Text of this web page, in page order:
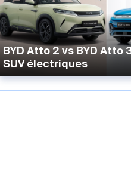
BYD Atto 2 vs BYD Atto
SUV électriques